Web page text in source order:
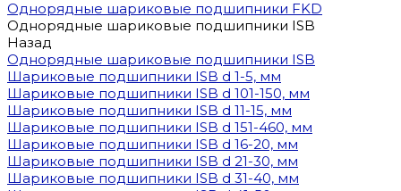
Однорядные шариковые подшипники FKD
Однорядные шариковые подшипники ISB
Назад
Однорядные шариковые подшипники ISB
Шариковые подшипники ISB d 1-5, мм
Шариковые подшипники ISB d 101-150, мм
Шариковые подшипники ISB d 11-15, мм
Шариковые подшипники ISB d 151-460, мм
Шариковые подшипники ISB d 16-20, мм
Шариковые подшипники ISB d 21-30, мм
Шариковые подшипники ISB d 31-40, мм